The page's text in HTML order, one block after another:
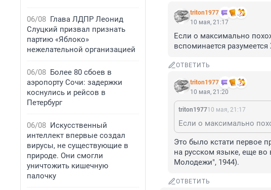
06/08 Глава ЛДПР Леонид
Слуцкий призвал признать
партию «Яблоко»
нежелательной организацией
06/08 Более 80 сбоев в
аэропорту Сочи: задержки
коснулись и рейсов в
Петербург
06/08 Искусственный
интеллект впервые создал
вирусы, не существующие в
природе. Они смогли
уничтожить кишечную
палочку
triton1977
10 мая, 21:17
Если о максимально
вспоминается
ОТВЕТИТЬ
triton1977
10 мая, 21:20
triton197710 мая, 21:17
Это было кстати первое
на русском языке, еще во
Молодежи", 1944).
ОТВЕТИТЬ